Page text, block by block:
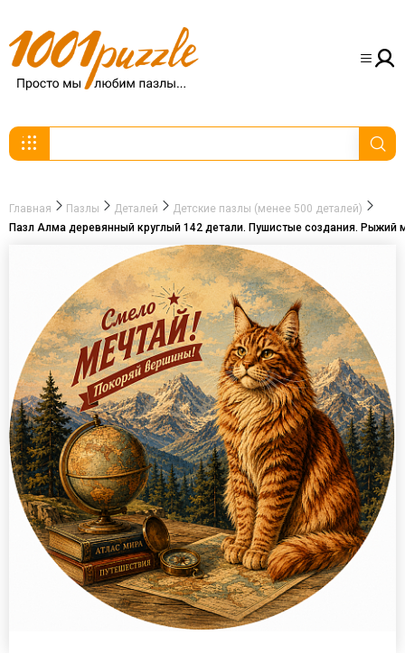
Главная Пазлы Деталей
Детские пазлы (менее 500 деталей)
Пазл Алма деревянный круглый 142 детали. Пушистые создания. Рыжий